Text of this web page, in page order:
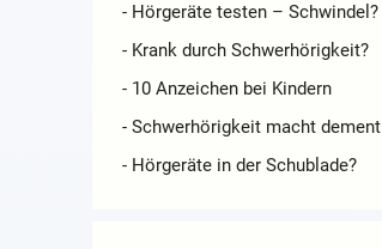
- Hörgeräte testen – Schwindel?
- Krank durch Schwerhörigkeit?
- 10 Anzeichen bei Kindern
- Schwerhörigkeit macht dement
- Hörgeräte in der Schublade?